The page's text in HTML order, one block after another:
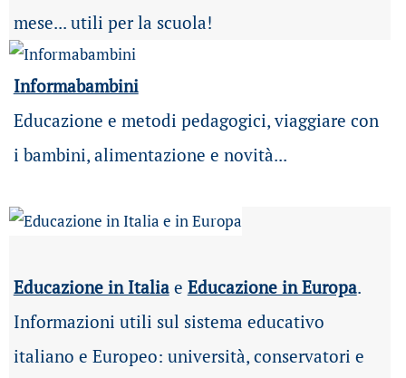
mese... utili per la scuola!
Informabambini
Educazione e metodi pedagogici, viaggiare con
i bambini, alimentazione e novità...
Educazione in Italiae Educazione in Europa.
Informazioni utili sul sistema educativo
italiano e Europeo: università, conservatori e